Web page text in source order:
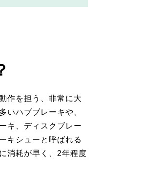
作を担う、非常に大
いハブブレーキや、
キ、ディスクブレー
キシューと呼ばれる
消耗が早く、2年程度